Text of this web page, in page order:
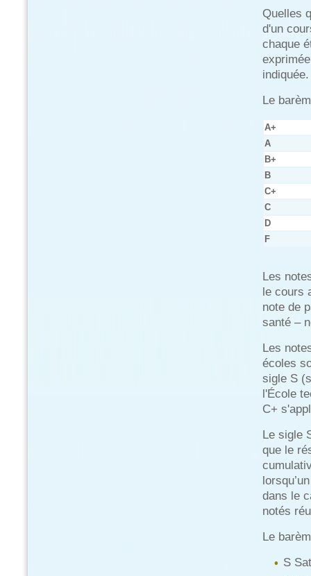
Quelles
d'un
chaque
indiquée.
Le
A+
A
B+
B
C+
C
D
F
Les
le cours
note de
santé –
Les
écoles
sigle S
l'École
C+
Le sigle
que le
dans le
notés
Le
S